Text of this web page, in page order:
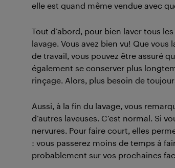
elle est quand même vendue avec
Tout d’abord, pour bien laver tous
lavage. Vous avez bien vu! Que
de travail, vous pouvez être assuré
également se conserver plus
rinçage. Alors, plus besoin de
Aussi, à la fin du lavage, vous
d’autres laveuses. C’est normal. Si
nervures. Pour faire court, elles
: vous passerez moins de temps à
probablement sur vos prochaines